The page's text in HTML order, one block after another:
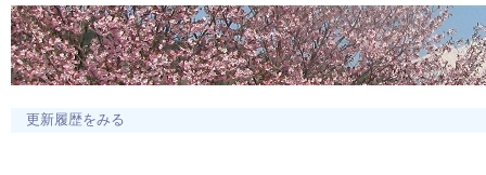
更新履歴をみる